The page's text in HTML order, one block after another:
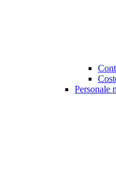
Personale